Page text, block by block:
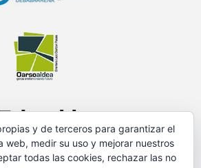
y de terceros para garantizar el
web, medir su uso y mejorar nuestros
todas las cookies, rechazar las no